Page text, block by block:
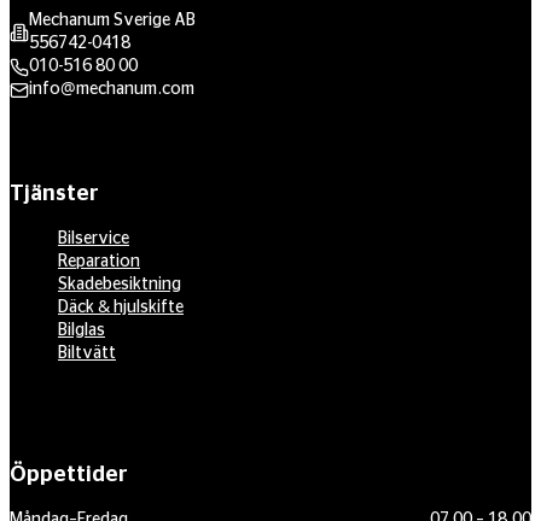
Mechanum Sverige AB
556742-0418
010-516 80 00
info@mechanum.com
Tjänster
Bilservice
Reparation
Skadebesiktning
Däck & hjulskifte
Bilglas
Biltvätt
Öppettider